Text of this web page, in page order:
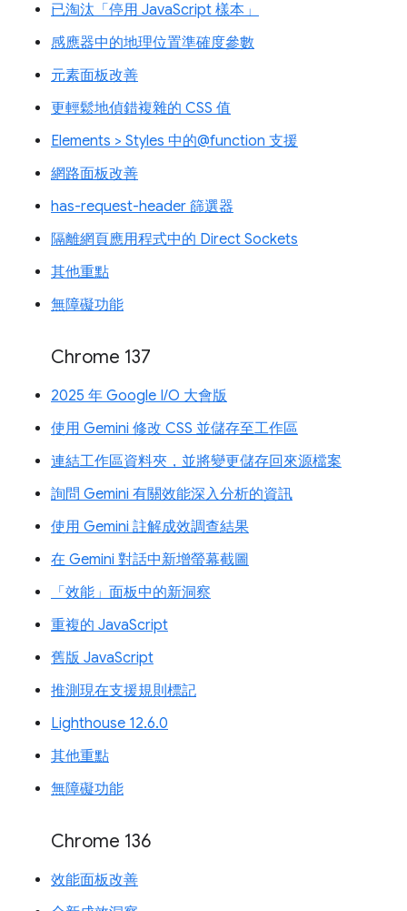
已淘汰「停用 JavaScript 樣本」
感應器中的地理位置準確度參數
元素面板改善
更輕鬆地偵錯複雜的 CSS 值
Elements > Styles 中的@function 支援
網路面板改善
has-request-header 篩選器
隔離網頁應用程式中的 Direct Sockets
其他重點
無障礙功能
Chrome 137
2025 年 Google I/O 大會版
使用 Gemini 修改 CSS 並儲存至工作區
連結工作區資料夾，並將變更儲存回來源檔案
詢問 Gemini 有關效能深入分析的資訊
使用 Gemini 註解成效調查結果
在 Gemini 對話中新增螢幕截圖
「效能」面板中的新洞察
重複的 JavaScript
舊版 JavaScript
推測現在支援規則標記
Lighthouse 12.6.0
其他重點
無障礙功能
Chrome 136
效能面板改善